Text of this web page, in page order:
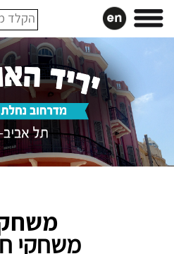
מעבר
לתוכן
חיפוש:
משחקי